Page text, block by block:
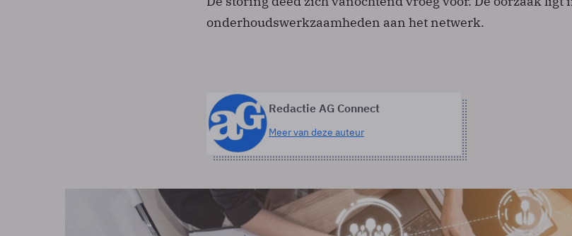
onderhoudswerkzaamheden aan het netwerk.
Redactie AG Connect
Meer van deze auteur